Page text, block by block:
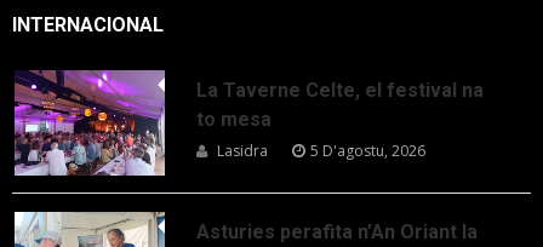
INTERNACIONAL
La Taverne Celte, el festival na
to mesa
Lasidra 5 D'agostu, 2026
Asturies perafita n’An Oriant la